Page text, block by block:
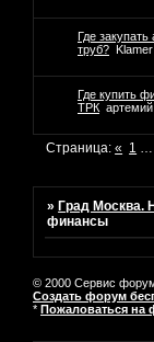
Где
труб? Klamer
Где купить
ТРК артемий
Страница:« 1 …
»Град Москва.
финансы
© 2000 Сервис
Создать форум
* Пожаловаться на